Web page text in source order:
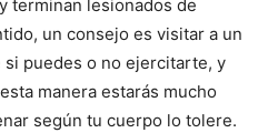
terminan lesionados de
un consejo es visitar a un
puedes o no ejercitarte, y
manera estarás mucho
según tu cuerpo lo tolere.